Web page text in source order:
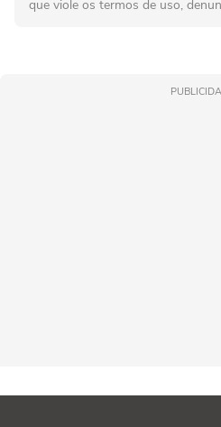
que viole os termos de uso,